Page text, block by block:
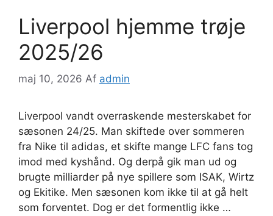
Liverpool hjemme trøje
2025/26
maj 10, 2026 Af admin
Liverpool vandt overraskende mesterskabet for
sæsonen 24/25. Man skiftede over sommeren
fra Nike til adidas, et skifte mange LFC fans tog
imod med kyshånd. Og derpå gik man ud og
brugte milliarder på nye spillere som ISAK, Wirtz
og Ekitike. Men sæsonen kom ikke til at gå helt
som forventet. Dog er det formentlig ikke …